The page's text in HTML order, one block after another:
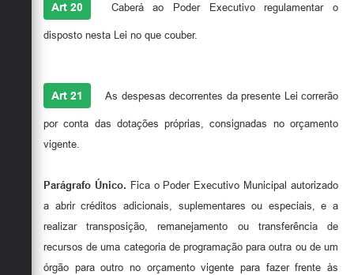
Art 20 Caberá ao Poder Executivo regulamentar o
disposto nesta Lei no que couber.
Art 21 As despesas decorrentes da presente Lei correrão
por conta das dotações próprias, consignadas no orçamento
vigente.
Parágrafo Único. Fica o Poder Executivo Municipal autorizado
a abrir créditos adicionais, suplementares ou especiais, e a
realizar transposição, remanejamento ou transferência de
recursos de uma categoria de programação para outra ou de um
órgão para outro no orçamento vigente para fazer frente às